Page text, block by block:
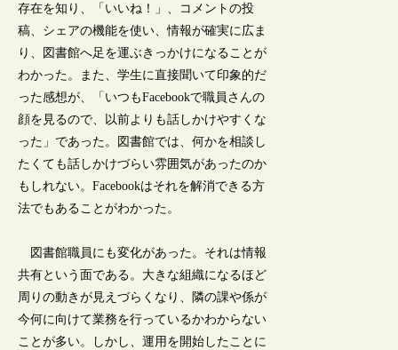
存在を知り、「いいね！」、コメントの投
稿、シェアの機能を使い、情報が確実に広ま
り、図書館へ足を運ぶきっかけになることが
わかった。また、学生に直接聞いて印象的だ
った感想が、「いつもFacebookで職員さんの
顔を見るので、以前よりも話しかけやすくな
った」であった。図書館では、何かを相談し
たくても話しかけづらい雰囲気があったのか
もしれない。Facebookはそれを解消できる方
法でもあることがわかった。
図書館職員にも変化があった。それは情報
共有という面である。大きな組織になるほど
周りの動きが見えづらくなり、隣の課や係が
今何に向けて業務を行っているかわからない
ことが多い。しかし、運用を開始したことに